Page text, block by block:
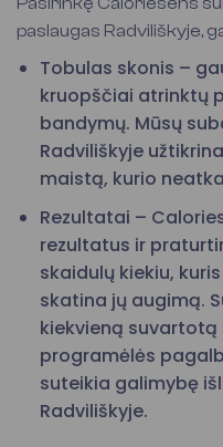
paslaugas Radviliškyje,
Tobulas skonis –
kruopščiai atrinktų
bandymų. Mūsų
Radviliškyje
maistą, kurio
Rezultatai –
rezultatus ir
skaidulų kiekiu,
skatina jų augimą.
kiekvieną
programėlės
suteikia galimybę
Radviliškyje.